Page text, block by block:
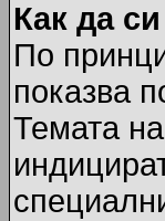
Как да
По
показва
Темата